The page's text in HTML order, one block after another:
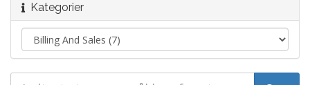
Kategorier